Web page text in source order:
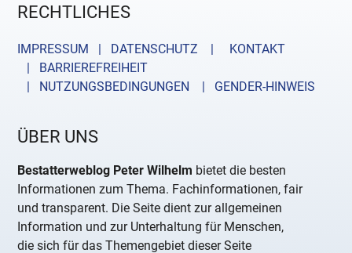
RECHTLICHES
IMPRESSUM | DATENSCHUTZ |
KONTAKT
| BARRIEREFREIHEIT
| NUTZUNGSBEDINGUNGEN
| GENDER-HINWEIS
ÜBER UNS
Bestatterweblog Peter Wilhelm bietet die besten
Informationen zum Thema. Fachinformationen, fair
und transparent. Die Seite dient zur allgemeinen
Information und zur Unterhaltung für Menschen,
die sich für das Themengebiet dieser Seite